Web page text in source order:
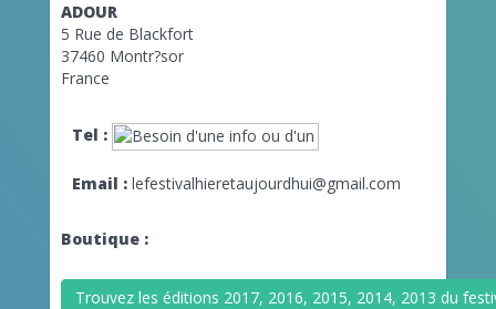
ADOUR
5 Rue de Blackfort
37460 Montr?sor
France
Tel :
Email : lefestivalhieretaujourdhui@gmail.com
Boutique :
Trouvez les éditions 2017, 2016, 2015, 2014, 2013 du